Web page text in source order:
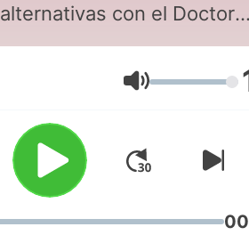
alternativas con el Doctor
Ses